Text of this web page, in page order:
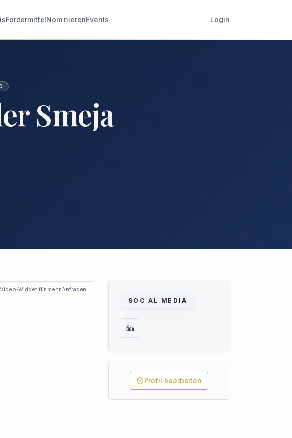
FördermittelNominierenEvents Login
Smeja
Widget für mehr Anfragen
SOCIAL MEDIA
Profil bearbeiten